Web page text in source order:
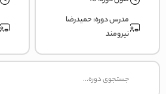
مدرس دوره:حمیدرضا
نیرومند